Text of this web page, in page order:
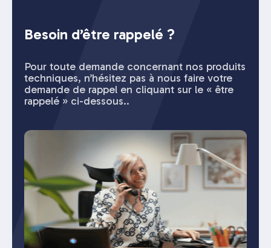
Besoin d’être rappelé ?
Pour toute demande concernant nos produits
techniques, n’hésitez pas à nous faire votre
demande de rappel en cliquant sur le « être
rappelé » ci-dessous..